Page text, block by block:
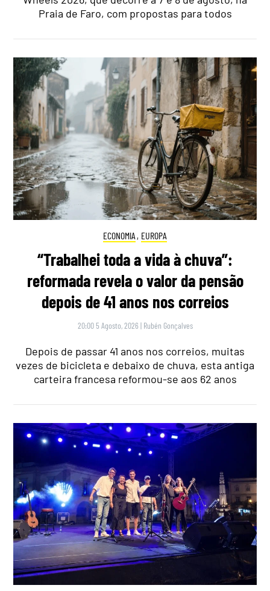
Praia de Faro, com propostas para todos
ECONOMIA , EUROPA
“Trabalhei toda a vida à chuva”:
reformada revela o valor da pensão
depois de 41 anos nos correios
20:00 5 Agosto, 2026 | Rubén Gonçalves
Depois de passar 41 anos nos correios, muitas
vezes de bicicleta e debaixo de chuva, esta antiga
carteira francesa reformou-se aos 62 anos